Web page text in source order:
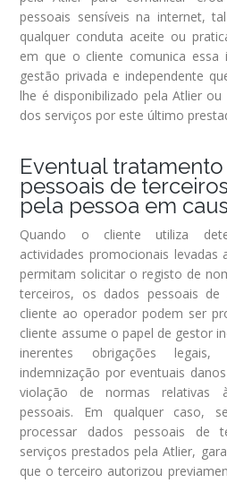
pessoais sensíveis na internet,
qualquer conduta aceite ou
em que o cliente comunica
gestão privada e independente
lhe é disponibilizado pela Atlier
dos serviços por este último
Eventual
pessoais de
pela pessoa em
Quando o cliente utiliza
actividades promocionais
permitam solicitar o registo de
terceiros, os dados pessoais
cliente ao operador podem ser
cliente assume o papel de gestor
inerentes obrigações
indemnização por eventuais
violação de normas relativas
pessoais. Em qualquer caso,
processar dados pessoais de
serviços prestados pela Atlier,
que o terceiro autorizou